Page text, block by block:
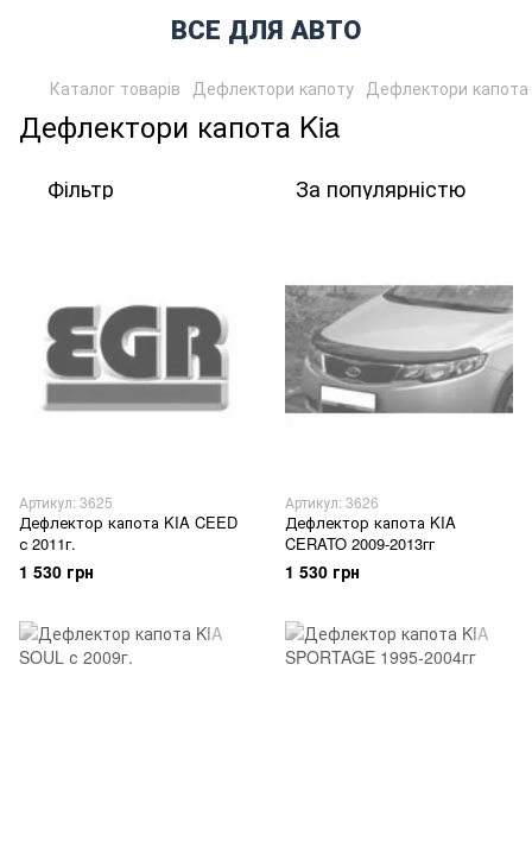
ВСЕ ДЛЯ АВТО
Каталог товарів Дефлектори капоту Дефлектори капота
Дефлектори капота Kia
Фільтр За популярністю
Артикул: 3625
Дефлектор капота KIA CEED
с 2011г.
1 530 грн
Артикул: 3626
Дефлектор капота KIA
CERATO 2009-2013гг
1 530 грн